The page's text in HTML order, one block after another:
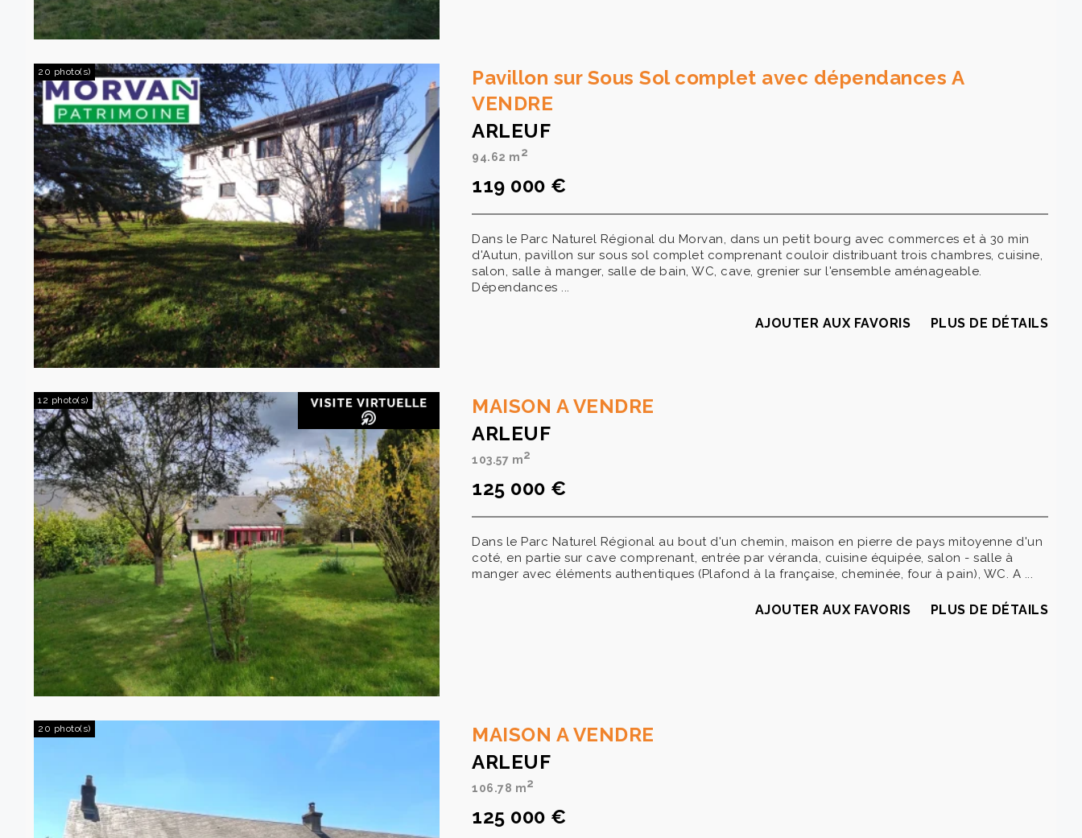
20 photo(s)
Pavillon sur Sous Sol complet avec dépendances A
VENDRE
ARLEUF
94.62 m2
119 000 €
Dans le Parc Naturel Régional du Morvan, dans un petit bourg avec commerces et à 30 min
d'Autun, pavillon sur sous sol complet comprenant couloir distribuant trois chambres, cuisine,
salon, salle à manger, salle de bain, WC, cave, grenier sur l'ensemble aménageable.
Dépendances ...
AJOUTER AUX FAVORIS PLUS DE DÉTAILS
12 photo(s)
MAISON A VENDRE
ARLEUF
103.57 m2
125 000 €
Dans le Parc Naturel Régional au bout d'un chemin, maison en pierre de pays mitoyenne d'un
coté, en partie sur cave comprenant, entrée par véranda, cuisine équipée, salon - salle à
manger avec éléments authentiques (Plafond à la française, cheminée, four à pain), WC. A ...
AJOUTER AUX FAVORIS PLUS DE DÉTAILS
20 photo(s)
MAISON A VENDRE
ARLEUF
106.78 m2
125 000 €